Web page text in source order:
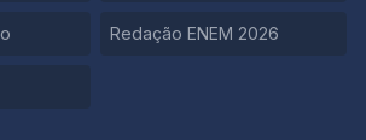
Redação ENEM 2026